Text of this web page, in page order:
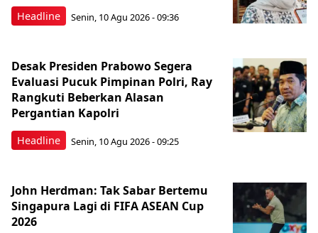
Headline Senin, 10 Agu 2026 - 09:36
Headline
Desak Presiden Prabowo Segera
Evaluasi Pucuk Pimpinan Polri, Ray
Rangkuti Beberkan Alasan
Pergantian Kapolri
Senin, 10 Agu 2026 - 09:25
John Herdman: Tak Sabar Bertemu
Singapura Lagi di FIFA ASEAN Cup
2026